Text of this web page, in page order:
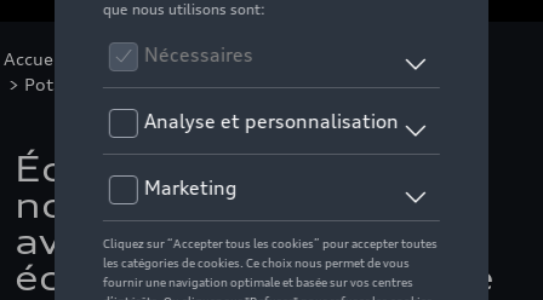
Accueil Pour votre Audi >
> Pots d'échappements sport > Détail
Échappement sport en
noir, pour les véhicules
avec double
échappement à gauche